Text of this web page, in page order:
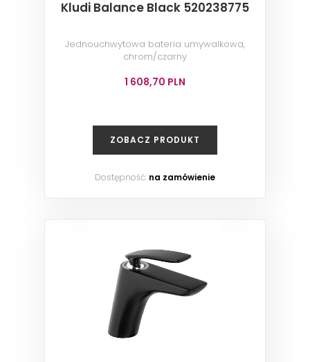
Kludi Balance Black 520238775
Jednouchwytowa bateria umywalkowa,
chrom/czarny
1 608,70 PLN
ZOBACZ PRODUKT
Dostępność: na zamówienie